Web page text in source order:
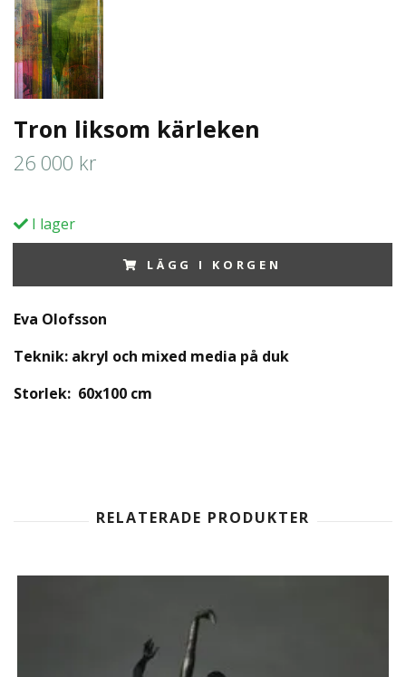
Tron liksom kärleken
26 000 kr
I lager
LÄGG I KORGEN
Eva Olofsson
Teknik: akryl och mixed media på duk
Storlek: 60x100 cm